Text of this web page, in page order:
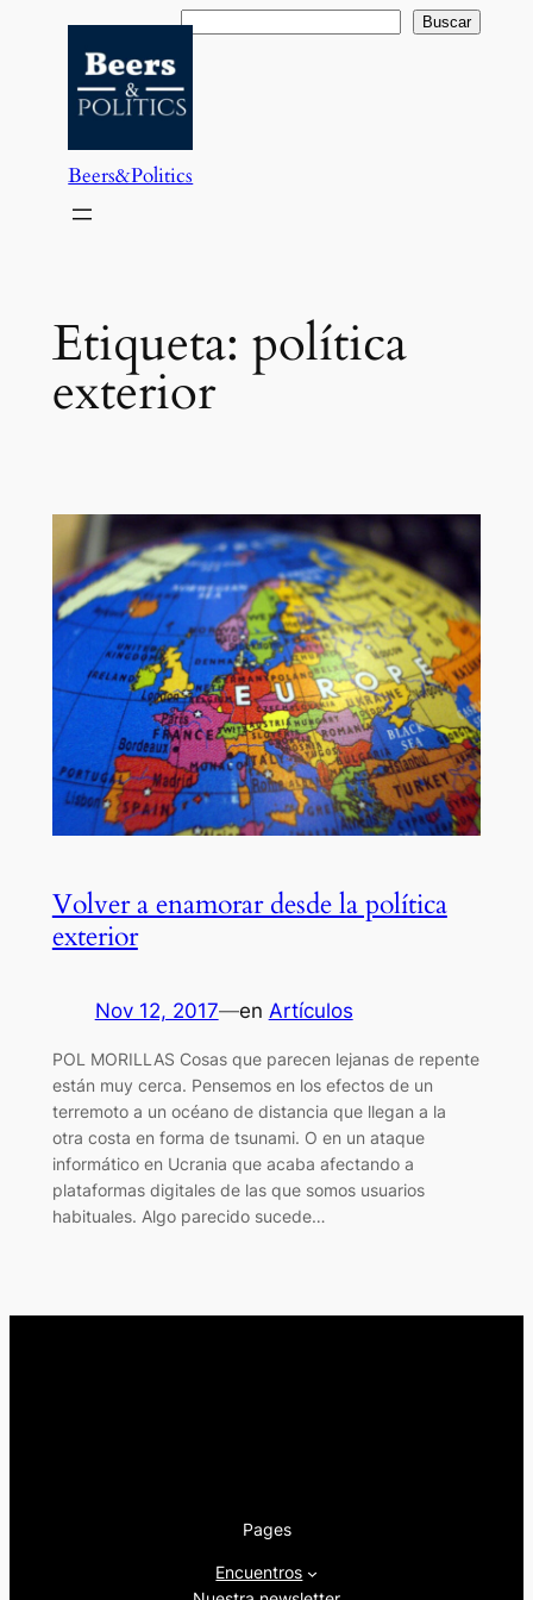
contenido
Buscar Buscar
Beers&Politics
Etiqueta: política
exterior
Volver a enamorar desde la política
exterior
Nov 12, 2017—en Artículos
POL MORILLAS Cosas que parecen lejanas de repente
están muy cerca. Pensemos en los efectos de un
terremoto a un océano de distancia que llegan a la
otra costa en forma de tsunami. O en un ataque
informático en Ucrania que acaba afectando a
plataformas digitales de las que somos usuarios
habituales. Algo parecido sucede…
Pages
Encuentros